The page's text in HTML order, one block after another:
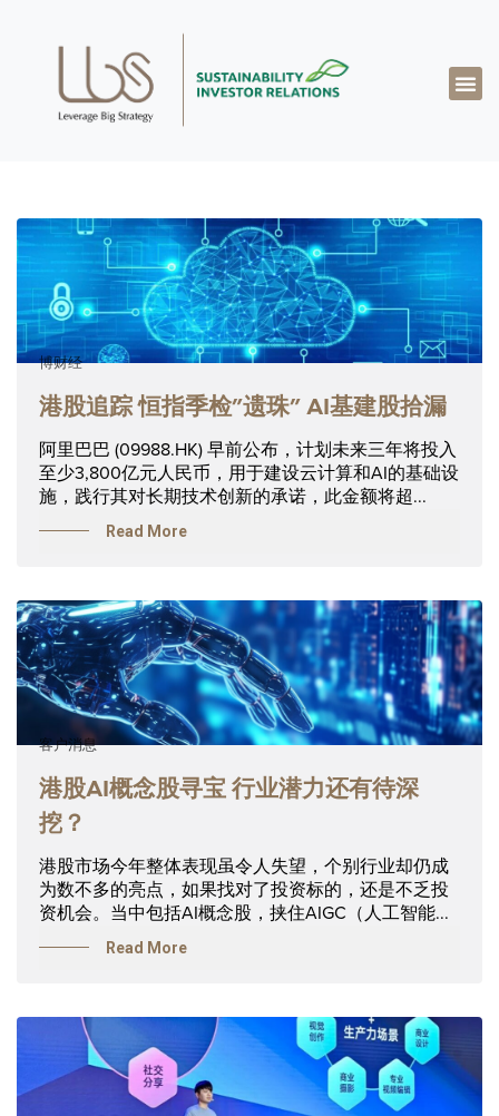
博财经
港股追踪 恒指季检”遗珠” AI基建股拾漏
阿里巴巴 (09988.HK) 早前公布，计划未来三年将投入
至少3,800亿元人民币，用于建设云计算和AI的基础设
施，践行其对长期技术创新的承诺，此金额将超...
Read More
客户消息
港股AI概念股寻宝 行业潜力还有待深
挖？
港股市场今年整体表现虽令人失望，个别行业却仍成
为数不多的亮点，如果找对了投资标的，还是不乏投
资机会。当中包括AI概念股，挟住AIGC（人工智能...
Read More